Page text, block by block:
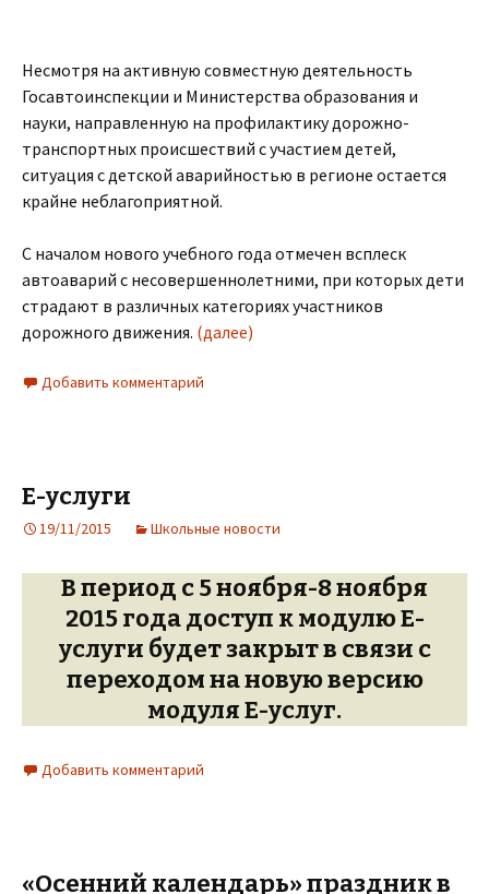
Несмотря на активную совместную деятельность
Госавтоинспекции и Министерства образования и
науки, направленную на профилактику дорожно-
транспортных происшествий с участием детей,
ситуация с детской аварийностью в регионе остается
крайне неблагоприятной.
С началом нового учебного года отмечен всплеск
автоаварий с несовершеннолетними, при которых дети
страдают в различных категориях участников
дорожного движения. (далее)
Добавить комментарий
Е-услуги
19/11/2015 Школьные новости
В период с 5 ноября-8 ноября
2015 года доступ к модулю Е-
услуги будет закрыт в связи с
переходом на новую версию
модуля Е-услуг.
Добавить комментарий
«Осенний календарь» праздник в